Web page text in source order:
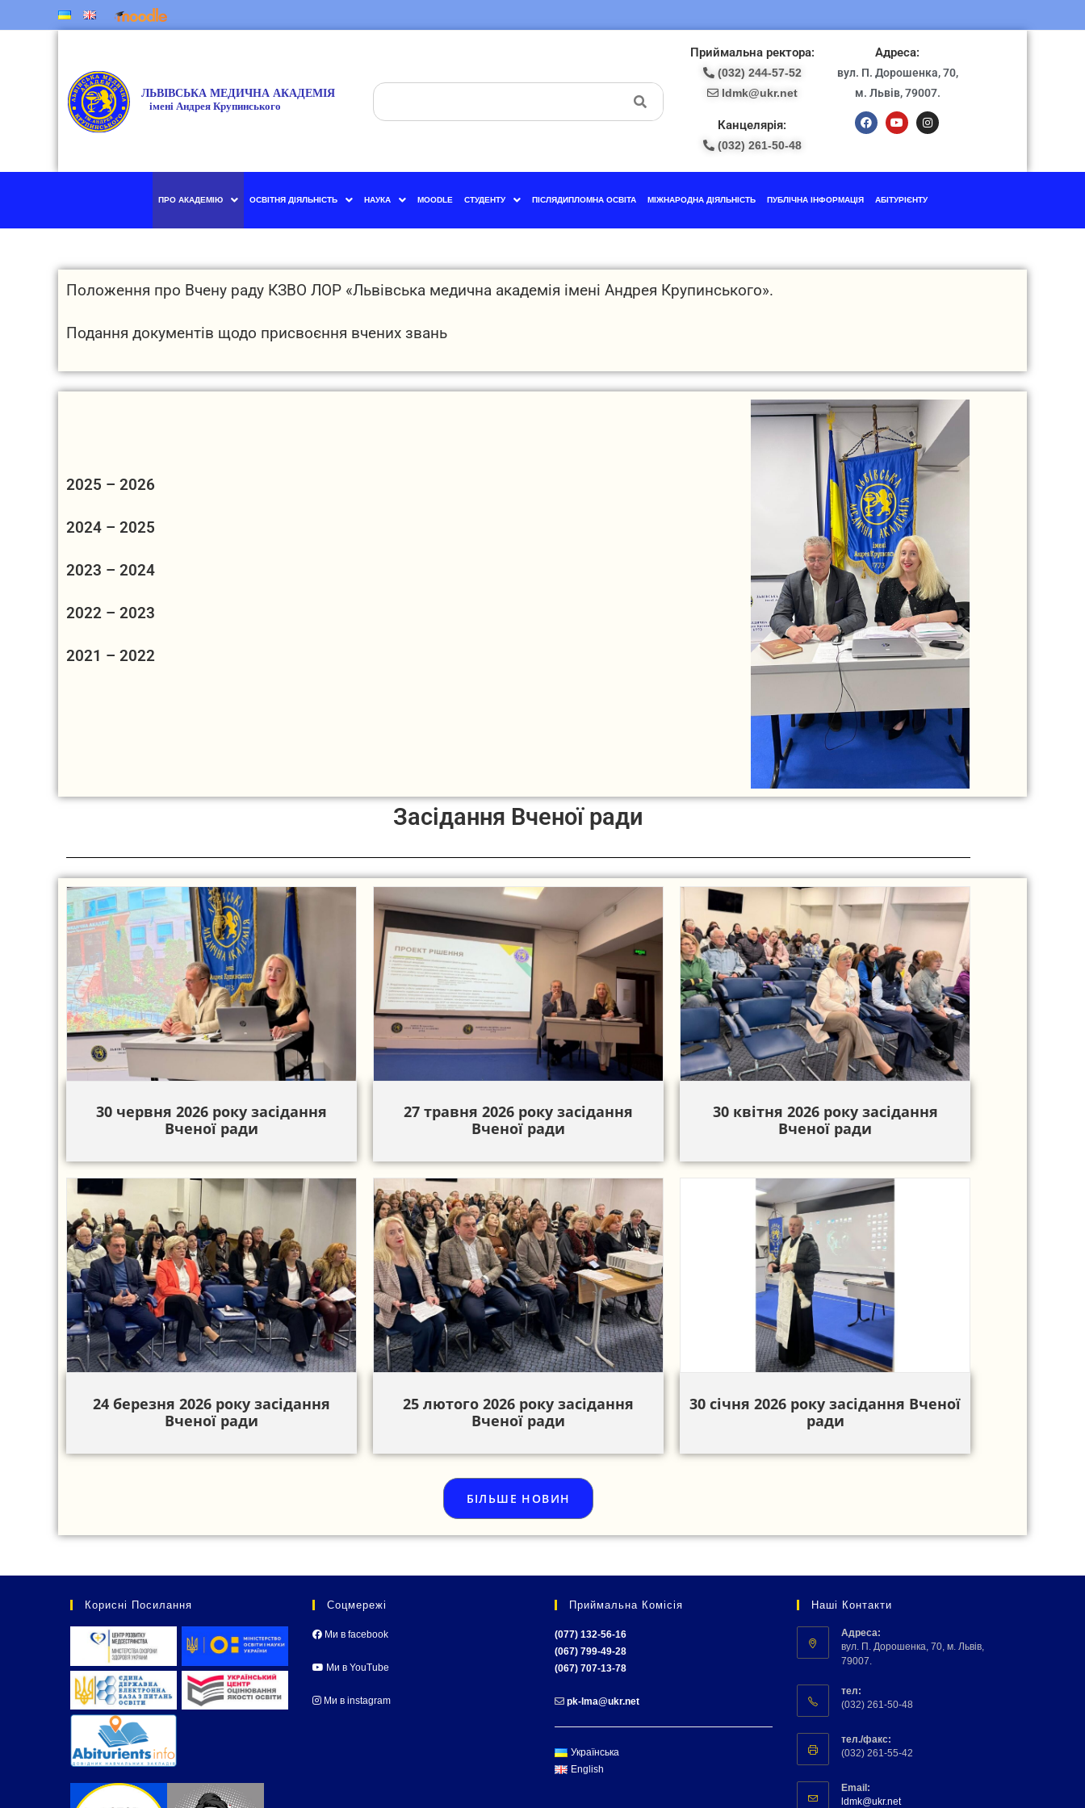
Приймальна ректора:
(032) 244-57-52
ldmk@ukr.net
Канцелярія:
(032) 261-50-48
Адреса:
вул. П. Дорошенка, 70,
м. Львів, 79007.
ПРО АКАДЕМІЮ ОСВІТНЯ ДІЯЛЬНІСТЬ НАУКА MOODLE СТУДЕНТУ ПІСЛЯДИПЛОМНА ОСВІТА МІЖНАРОДНА ДІЯЛЬНІСТЬ ПУБЛІЧНА ІНФОРМАЦІЯ АБІТУРІЄНТУ
Положення про Вчену раду КЗВО ЛОР «Львівська медична академія імені Андрея Крупинського».
Подання документів щодо присвоєння вчених звань
2025 – 2026
2024 – 2025
2023 – 2024
2022 – 2023
2021 – 2022
Засідання Вченої ради
30 червня 2026 року засідання
Вченої ради
27 травня 2026 року засідання
Вченої ради
30 квітня 2026 року засідання
Вченої ради
24 березня 2026 року засідання
Вченої ради
25 лютого 2026 року засідання
Вченої ради
30 січня 2026 року засідання Вченої
ради
БІЛЬШЕ НОВИН
Корисні Посилання Соцмережі
Ми в facebook
Ми в YouTube
Ми в instagram
Приймальна Комісія
(077) 132-56-16
(067) 799-49-28
(067) 707-13-78
pk-lma@ukr.net
Українська
English
Наші Контакти
Адреса:
вул. П. Дорошенка, 70, м. Львів,
79007.
тел:
(032) 261-50-48
тел./факс:
(032) 261-55-42
Email:
ldmk@ukr.net